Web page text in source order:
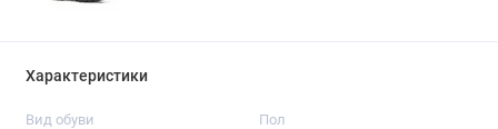
Характеристики
Вид обуви Пол